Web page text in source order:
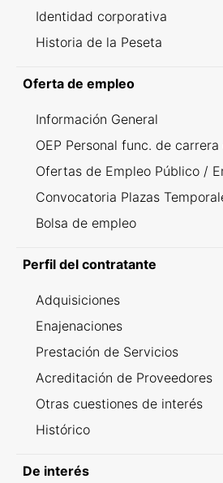
Identidad corporativa
Historia de la Peseta
Oferta de empleo
Información General
OEP Personal func. de
Ofertas de Empleo Público /
Convocatoria Plazas
Bolsa de empleo
Perfil del contratante
Adquisiciones
Enajenaciones
Prestación de Servicios
Acreditación de Proveedores
Otras cuestiones de interés
Histórico
De interés